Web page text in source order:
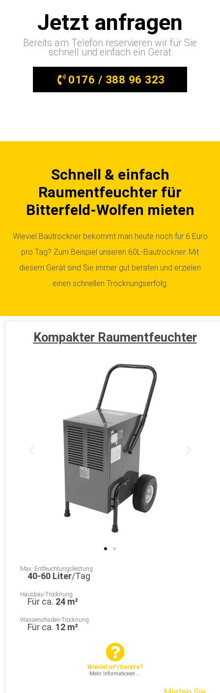
Jetzt anfragen
Bereits am Telefon reservieren wir für Sie
schnell und einfach ein Gerät
0176 / 388 96 323
Schnell & einfach
Raumentfeuchter für
Bitterfeld-Wolfen mieten
Wieviel Bautrockner bekommt man heute noch für 6 Euro
pro Tag? Zum Beispiel unseren 60L-Bautrockner. Mit
diesem Gerät sind Sie immer gut beraten und erzielen
einen schnellen Trocknungserfolg.
Kompakter Raumentfeuchter
Max. Entfeuchtungsleistung
40-60 Liter/Tag
Hausbau-Trocknung
Für ca. 24 m²
Wasserschaden-Trocknung
Für ca. 12 m²
Wieviel m²/Geräte?
Mehr Informationen ...